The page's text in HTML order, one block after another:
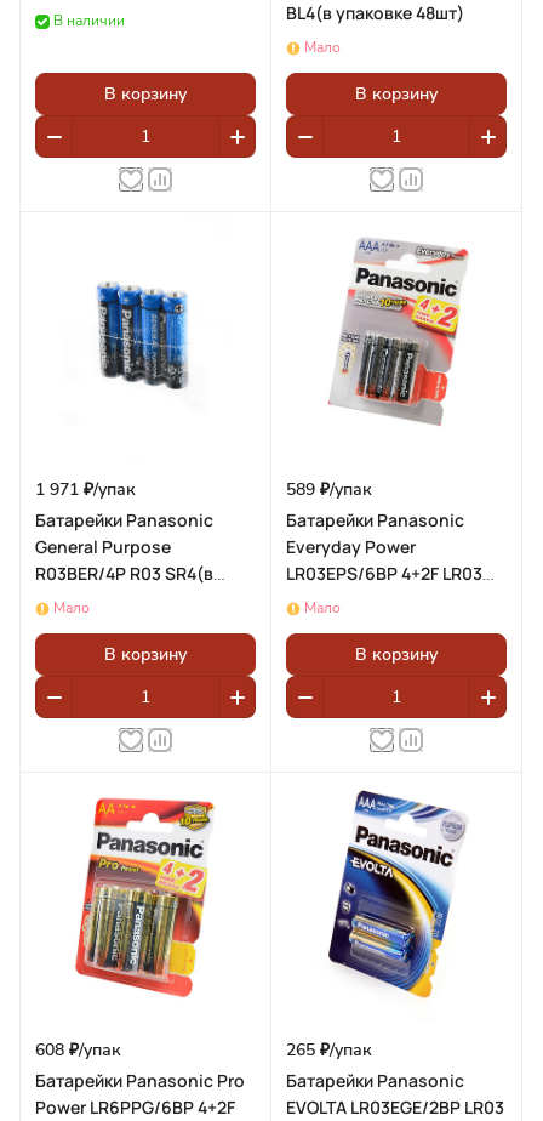
В наличии
В корзину
BL4(в упаковке 48шт)
Мало
В корзину
1 971 ₽/упак
Батарейки Panasonic
General Purpose
R03BER/4P R03 SR4(в
упаковке 60шт)
Мало
В корзину
589 ₽/упак
Батарейки Panasonic
Everyday Power
LR03EPS/6BP 4+2F LR03
4+2шт BL6(блистер 6шт)
Мало
В корзину
608 ₽/упак
Батарейки Panasonic Pro
Power LR6PPG/6BP 4+2F
265 ₽/упак
Батарейки Panasonic
EVOLTA LR03EGE/2BP LR03